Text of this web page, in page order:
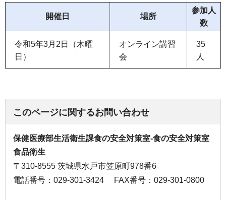
開催日 場所
参加人
数
令和5年3月2日（木曜
日）
オンライン講習
会
35
人
このページに関するお問い合わせ
保健医療部生活衛生課食の安全対策室-食の安全対策室
食品衛生
〒310-8555 茨城県水戸市笠原町978番6
電話番号：029-301-3424
FAX番号：029-301-0800